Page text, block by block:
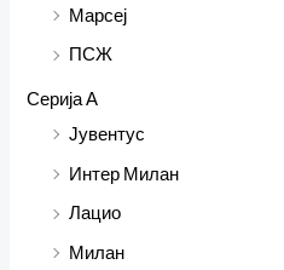
Марсеј
ПСЖ
Серија А
Јувентус
Интер Милан
Лацио
Милан